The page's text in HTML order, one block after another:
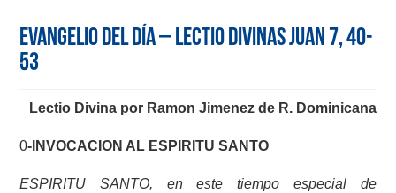
Evangelio del día – Lectio Divinas Juan 7, 40-
53
Lectio Divina por Ramon Jimenez de R. Dominicana
0-INVOCACION AL ESPIRITU SANTO
ESPIRITU SANTO, en este tiempo especial de